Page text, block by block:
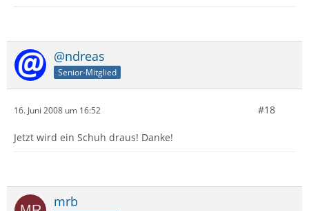
@ndreas
Senior-Mitglied
16. Juni 2008 um 16:52 #18
Jetzt wird ein Schuh draus! Danke!
mrb